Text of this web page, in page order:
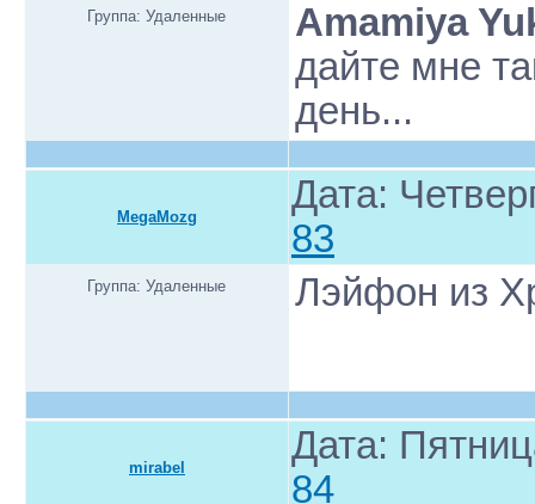
Группа: Удаленные
Amamiya
дайте мне
день...
MegaMozg
Дата:
83
Группа: Удаленные Лэйфон из
mirabel
Дата:
84